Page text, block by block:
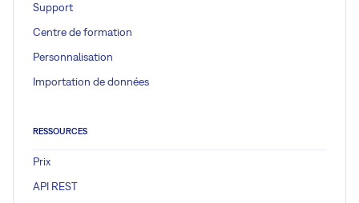
Support
Centre de formation
Personnalisation
Importation de données
RESSOURCES
Prix
API REST